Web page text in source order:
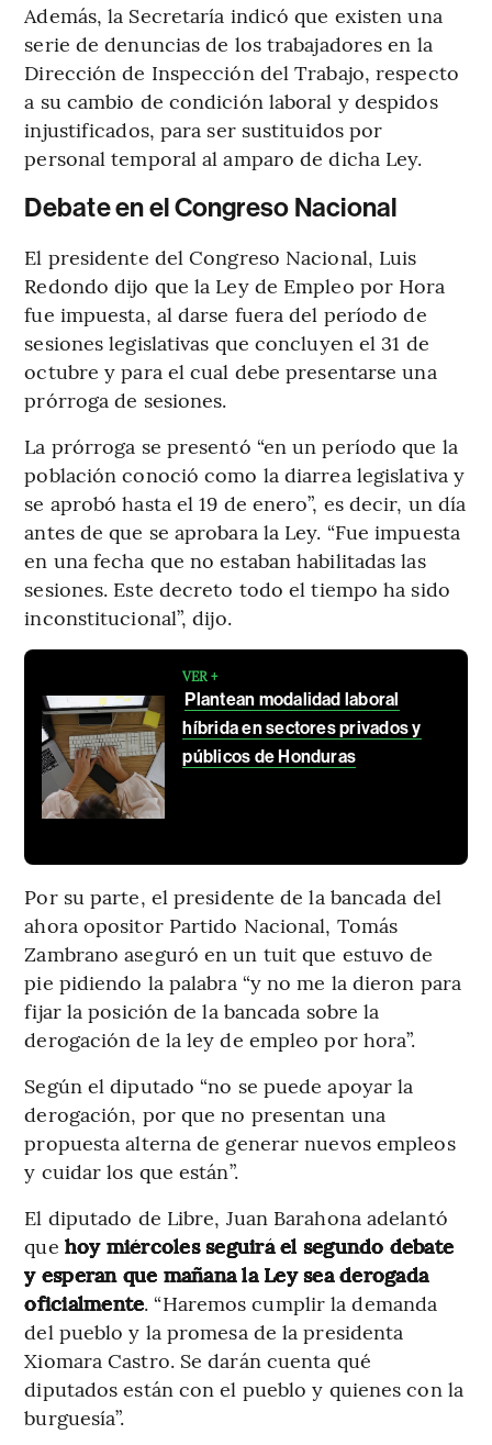
Además, la Secretaría indicó que existen una
serie de denuncias de los trabajadores en la
Dirección de Inspección del Trabajo, respecto
a su cambio de condición laboral y despidos
injustificados, para ser sustituidos por
personal temporal al amparo de dicha Ley.
Debate en el Congreso Nacional
El presidente del Congreso Nacional, Luis
Redondo dijo que la Ley de Empleo por Hora
fue impuesta, al darse fuera del período de
sesiones legislativas que concluyen el 31 de
octubre y para el cual debe presentarse una
prórroga de sesiones.
La prórroga se presentó “en un período que la
población conoció como la diarrea legislativa y
se aprobó hasta el 19 de enero”, es decir, un día
antes de que se aprobara la Ley. “Fue impuesta
en una fecha que no estaban habilitadas las
sesiones. Este decreto todo el tiempo ha sido
inconstitucional”, dijo.
VER +
Plantean modalidad laboral
híbrida en sectores privados y
públicos de Honduras
Por su parte, el presidente de la bancada del
ahora opositor Partido Nacional, Tomás
Zambrano aseguró en un tuit que estuvo de
pie pidiendo la palabra “y no me la dieron para
fijar la posición de la bancada sobre la
derogación de la ley de empleo por hora”.
Según el diputado “no se puede apoyar la
derogación, por que no presentan una
propuesta alterna de generar nuevos empleos
y cuidar los que están”.
El diputado de Libre, Juan Barahona adelantó
que hoy miércoles seguirá el segundo debate
y esperan que mañana la Ley sea derogada
oficialmente. “Haremos cumplir la demanda
del pueblo y la promesa de la presidenta
Xiomara Castro. Se darán cuenta qué
diputados están con el pueblo y quienes con la
burguesía”.